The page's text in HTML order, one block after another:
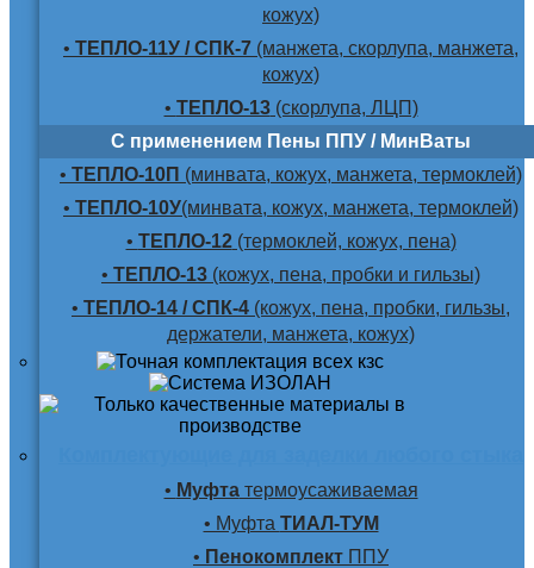
кожух)
• ТЕПЛО-11У / СПК-7 (манжета, скорлупа, манжета,
кожух)
• ТЕПЛО-13(скорлупа, ЛЦП)
С применением Пены ППУ / МинВаты
• ТЕПЛО-10П (минвата, кожух, манжета, термоклей)
• ТЕПЛО-10У(минвата, кожух, манжета, термоклей)
• ТЕПЛО-12(термоклей, кожух, пена)
• ТЕПЛО-13 (кожух, пена, пробки и гильзы)
• ТЕПЛО-14 / СПК-4 (кожух, пена, пробки, гильзы,
держатели, манжета, кожух)
• Муфтатермоусаживаемая
• Муфта ТИАЛ-ТУМ
• Пенокомплект ППУ